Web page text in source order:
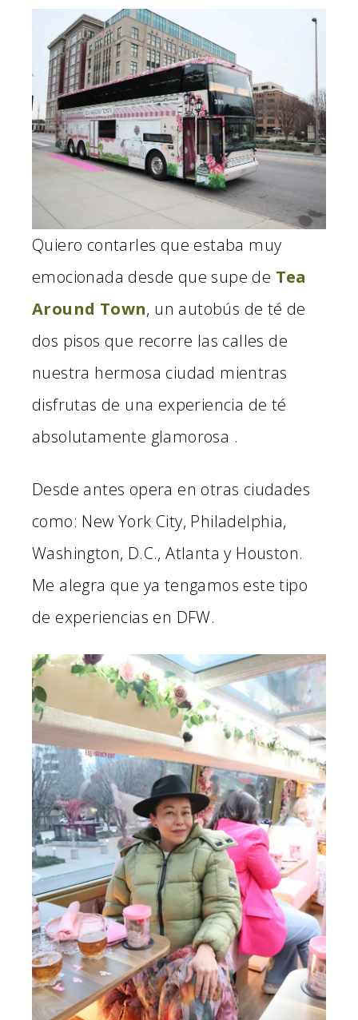
Quiero contarles que estaba muy
emocionada desde que supe de Tea
Around Town, un autobús de té de
dos pisos que recorre las calles de
nuestra hermosa ciudad mientras
disfrutas de una experiencia de té
absolutamente glamorosa .
Desde antes opera en otras ciudades
como: New York City, Philadelphia,
Washington, D.C., Atlanta y Houston.
Me alegra que ya tengamos este tipo
de experiencias en DFW.